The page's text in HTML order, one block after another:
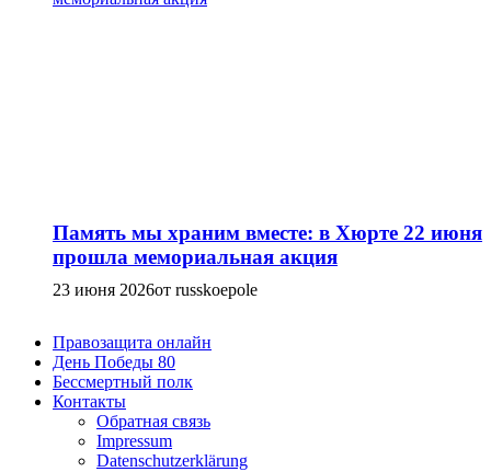
Память мы храним вместе: в Хюрте 22 июня
прошла мемориальная акция
23 июня 2026от russkoepole
Правозащита онлайн
День Победы 80
Бессмертный полк
Контакты
Обратная связь
Impressum
Datenschutzerklärung